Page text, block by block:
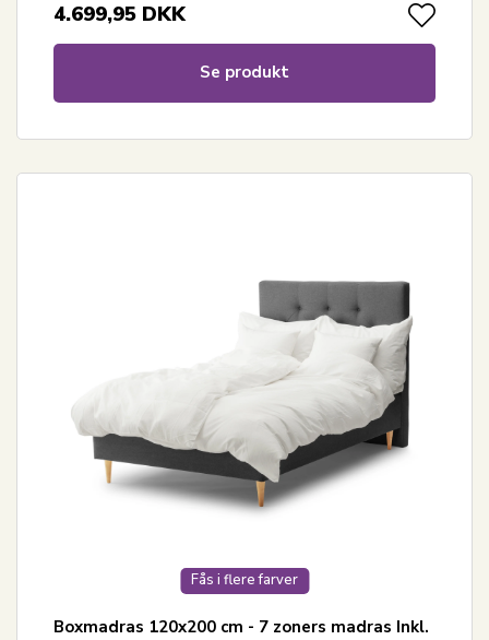
4.699,95 DKK
Se produkt
Fås i flere farver
Boxmadras 120x200 cm - 7 zoners madras Inkl.